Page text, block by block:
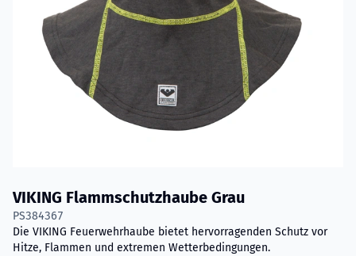
VIKING Flammschutzhaube Grau
PS384367
Die VIKING Feuerwehrhaube bietet hervorragenden Schutz vor
Hitze, Flammen und extremen Wetterbedingungen.